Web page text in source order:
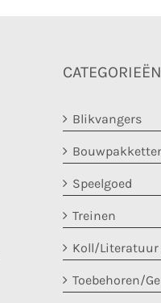
CATEGORIEËN
Blikvangers
Speelgoed
Treinen
Koll/Literatuur
Toebehoren/